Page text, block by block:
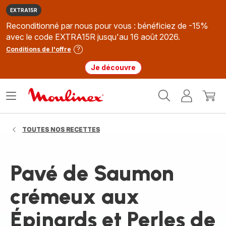
EXTRA15R
Reconditionné par nous pour vous : bénéficiez de -15%
avec le code EXTRA15R jusqu'au 16 août 2026.
Conditions de l'offre
Je découvre
MonMon
Ouvrir
TOUTES NOS RECETTES
Pavé de Saumon
crémeux aux
Épinards et Perles de